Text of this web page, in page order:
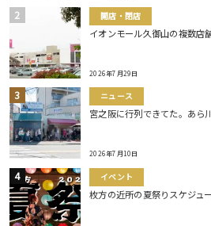
開店・閉店
イオンモール久御山の複数店
2026年7月29日
ニュース
宮之阪に行列できてた。あら
2026年7月10日
イベント
枚方の近所の夏祭りスケジュ